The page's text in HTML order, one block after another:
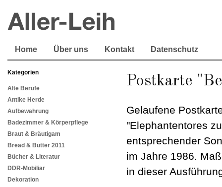
Home Über uns Kontakt Datenschutz
Kategorien
Alte Berufe
Antike Herde
Aufbewahrung
Badezimmer & Körperpflege
Braut & Bräutigam
Bread & Butter 2011
Bücher & Literatur
DDR-Mobiliar
Dekoration
Postkarte
Gelaufene
"Elephantentores
entsprechender
im Jahre 1986.
in dieser